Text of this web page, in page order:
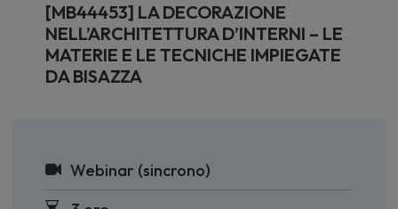
[MB44453] LA DECORAZIONE
NELL’ARCHITETTURA D’INTERNI – LE
MATERIE E LE TECNICHE IMPIEGATE
DA BISAZZA
Webinar (sincrono)